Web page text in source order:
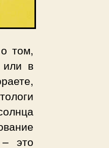
том,
или в
это